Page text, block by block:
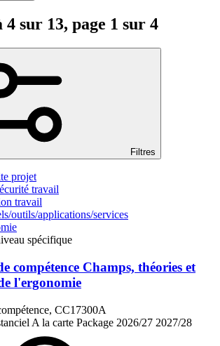
4 sur 13, page 1 sur 4
Filtres
projet
travail
travail
outils/applications/services
spécifique
compétence Champs, théories et
l'ergonomie
CC17300A
A la carte Package 2026/27 2027/28